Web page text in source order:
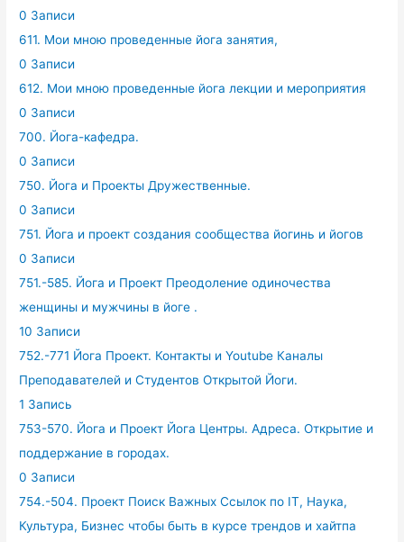
0 Записи
611. Мои мною проведенные йога занятия,
0 Записи
612. Мои мною проведенные йога лекции и мероприятия
0 Записи
700. Йога-кафедра.
0 Записи
750. Йога и Проекты Дружественные.
0 Записи
751. Йога и проект создания сообщества йогинь и йогов
0 Записи
751.-585. Йога и Проект Преодоление одиночества
женщины и мужчины в йоге .
10 Записи
752.-771 Йога Проект. Контакты и Youtube Каналы
Преподавателей и Студентов Открытой Йоги.
1 Запись
753-570. Йога и Проект Йога Центры. Адреса. Открытие и
поддержание в городах.
0 Записи
754.-504. Проект Поиск Важных Ссылок по IT, Наука,
Культура, Бизнес чтобы быть в курсе трендов и хайтпа